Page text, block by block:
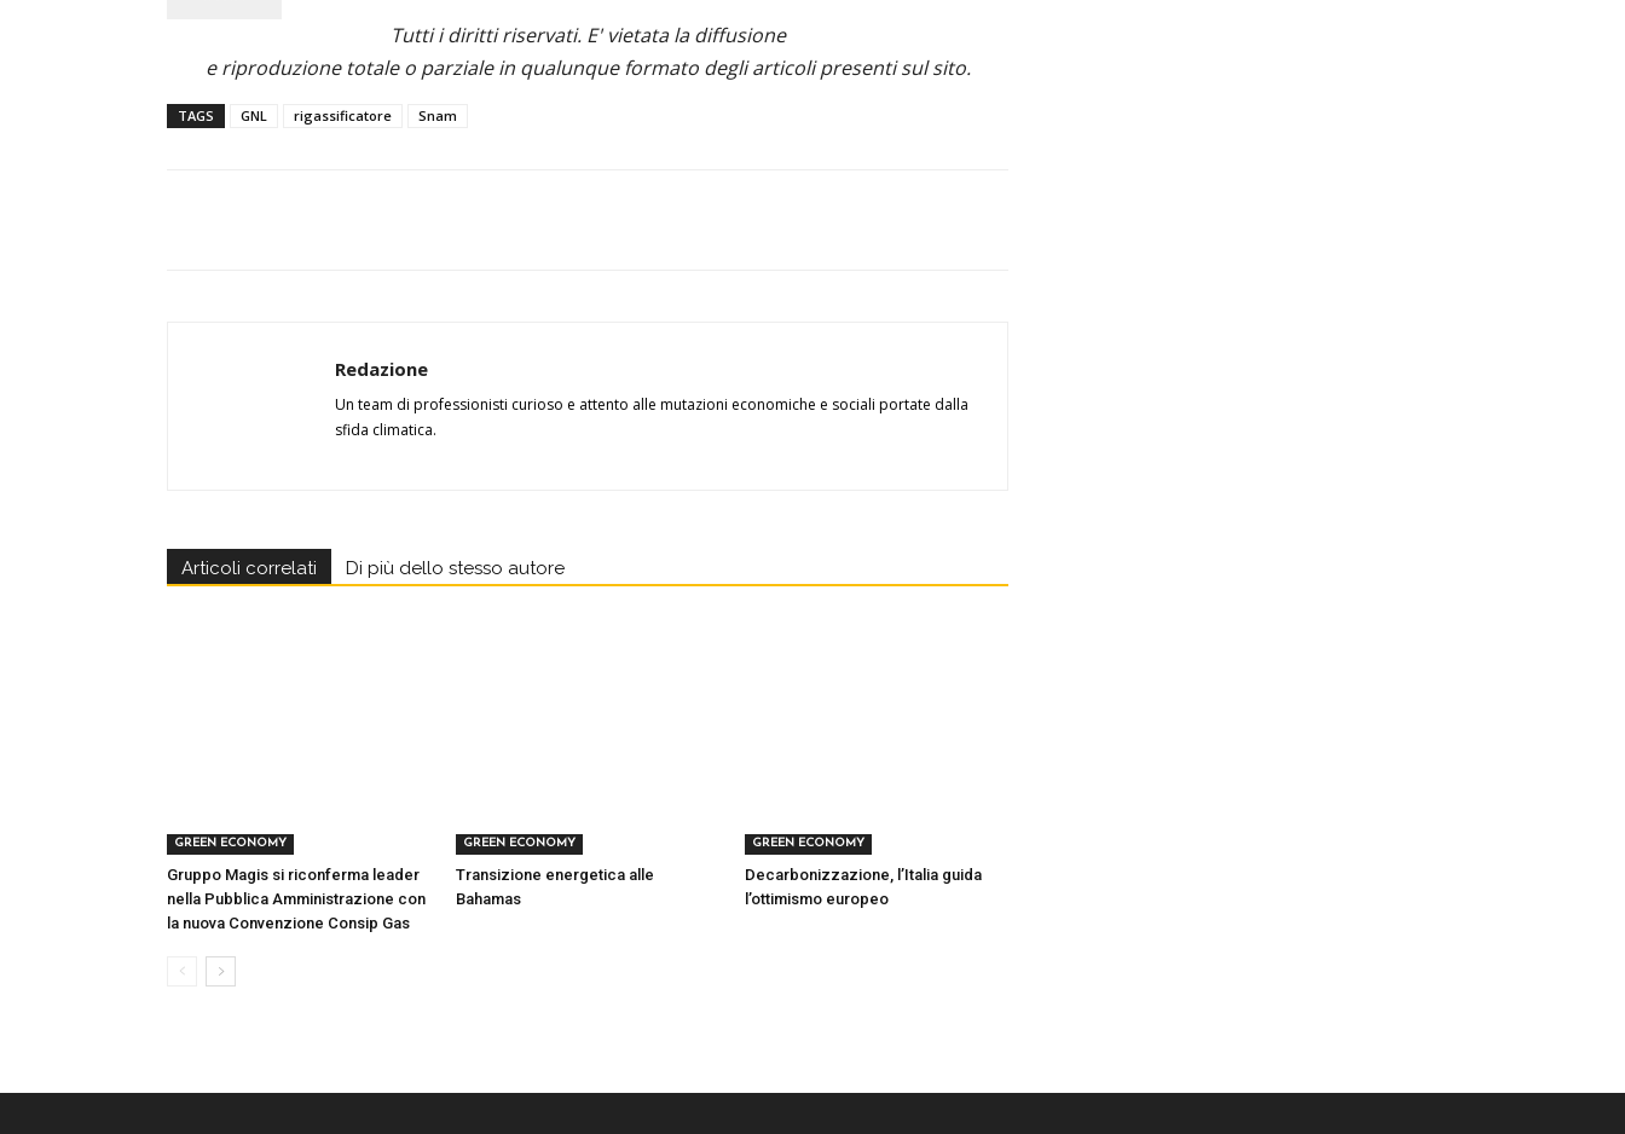
Tutti i diritti riservati. E' vietata la diffusione
e riproduzione totale o parziale in qualunque formato degli articoli presenti sul sito.
TAGS GNL rigassificatore Snam
Redazione
Un team di professionisti curioso e attento alle mutazioni economiche e sociali portate dalla
sfida climatica.
Articoli correlati Di più dello stesso autore
GREEN ECONOMY
Gruppo Magis si riconferma leader
nella Pubblica Amministrazione con
la nuova Convenzione Consip Gas
GREEN ECONOMY
Transizione energetica alle
Bahamas
GREEN ECONOMY
Decarbonizzazione, l’Italia guida
l’ottimismo europeo